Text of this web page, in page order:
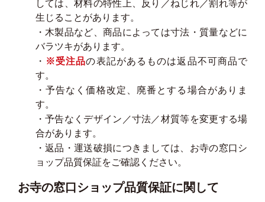
しては、材料の特性上、反り／ねじれ／割れ等が
生じることがあります。
・木製品など、商品によっては寸法・質量などに
バラツキがあります。
・ ※受注品の表記があるものは返品不可商品で
す。
・予告なく価格改定、廃番とする場合がありま
す。
・予告なくデザイン／寸法／材質等を変更する場
合があります。
・返品・運送破損につきましては、お寺の窓口シ
ョップ品質保証をご確認ください。
お寺の窓口ショップ品質保証に関して